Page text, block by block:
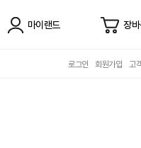
마이랜드 장
로그인 회원가입 고